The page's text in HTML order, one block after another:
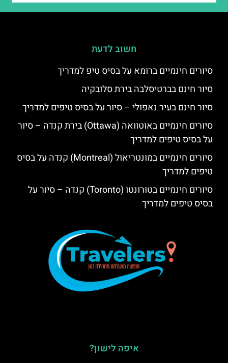
חשוב לדעת
סיורים חינמיים ברומא על בסיס טיפ למדריך
סיור חינם בברטיסלבה בירת סלובקיה
סיור חינם בעיר נאפולי – סיור על בסיס טיפים למדריך
סיורים חינמיים באוטוואה (Ottawa) בירת קנדה – סיור
על בסיס טיפים למדריך
סיורים חינמיים במונטריאול (Montreal) קנדה על בסיס
טיפים למדריך
סיורים חינמיים בטורונטו (Toronto) קנדה – סיור על
בסיס טיפים למדריך
איפה לישון?